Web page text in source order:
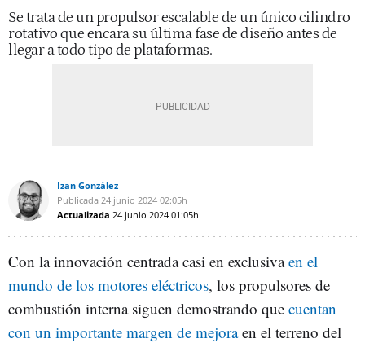
Se trata de un propulsor escalable de un único cilindro
rotativo que encara su última fase de diseño antes de
llegar a todo tipo de plataformas.
Izan González
Publicada 24 junio 2024 02:05h
Actualizada 24 junio 2024 01:05h
Con la innovación centrada casi en exclusivaen el
mundo de los motores eléctricos, los propulsores de
combustión interna siguen demostrando que cuentan
con un importante margen de mejoraen el terreno del